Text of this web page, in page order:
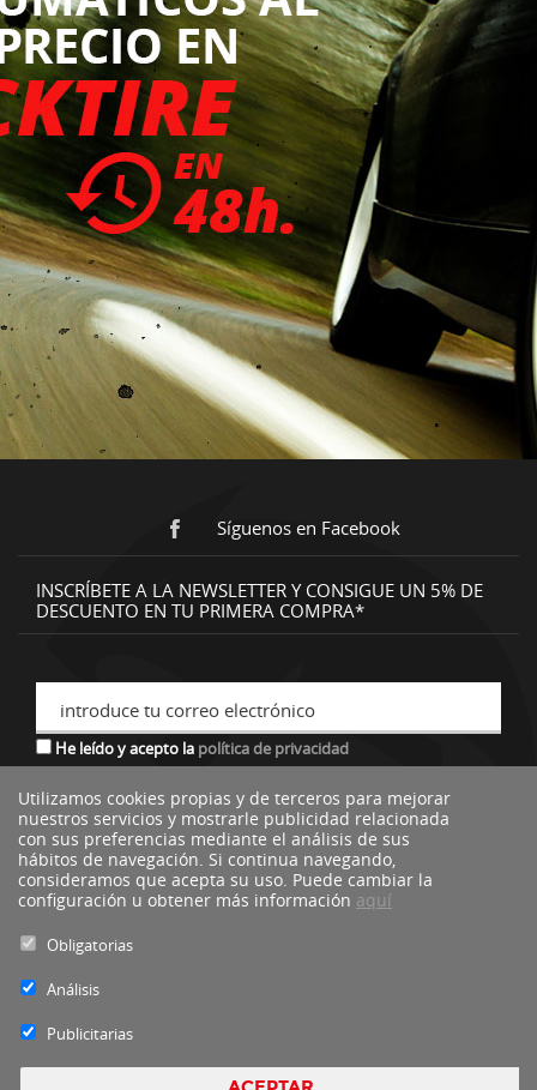
Síguenos en Facebook
INSCRÍBETE A LA NEWSLETTER Y CONSIGUE UN 5% DE
DESCUENTO EN TU PRIMERA COMPRA*
introduce tu correo electrónico
He leído y acepto la política de privacidad
*descuento no acumulable a otras ofertas o promociones.
Utilizamos cookies propias y de terceros para mejorar
nuestros servicios y mostrarle publicidad relacionada
con sus preferencias mediante el análisis de sus
hábitos de navegación. Si continua navegando,
consideramos que acepta su uso. Puede cambiar la
configuración u obtener más información aquí
Obligatorias
Análisis
Publicitarias